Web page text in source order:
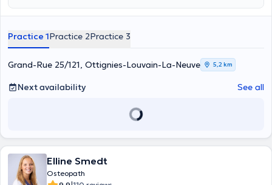
Practice 1Practice 2Practice 3
Grand-Rue 25/121, Ottignies-Louvain-La-Neuve 5,2 km
Next availability See all
Elline Smedt
Osteopath